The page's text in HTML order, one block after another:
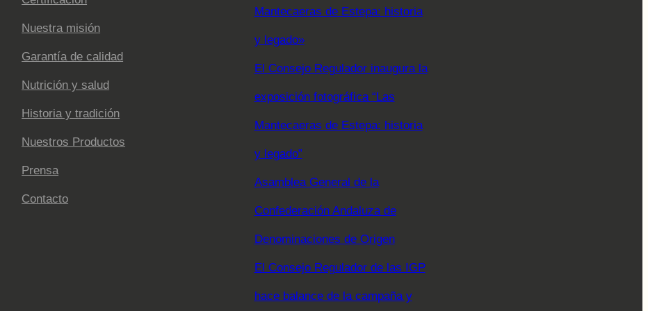
Nuestra misión
Garantía de calidad
Nutrición y salud
Historia y tradición
Nuestros Productos
Prensa
Contacto
Mantecaeras de Estepa: historia
y legado»
El Consejo Regulador inaugura la
exposición fotográfica “Las
Mantecaeras de Estepa: historia
y legado”
Asamblea General de la
Confederación Andaluza de
Denominaciones de Origen
El Consejo Regulador de las IGP
hace balance de la campaña y